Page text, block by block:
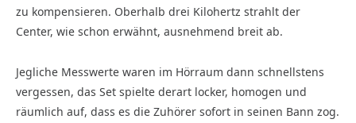
zu kompensieren. Oberhalb drei Kilohertz strahlt der
Center, wie schon erwähnt, ausnehmend breit ab.
Jegliche Messwerte waren im Hörraum dann schnellstens
vergessen, das Set spielte derart locker, homogen und
räumlich auf, dass es die Zuhörer sofort in seinen Bann zog.